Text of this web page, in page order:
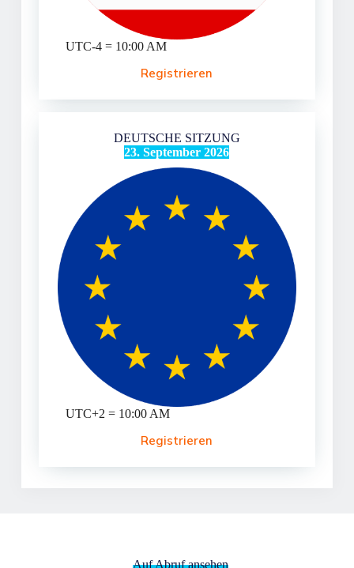
UTC-4 = 10:00 AM
Registrieren
DEUTSCHE SITZUNG
23. September 2026
UTC+2 = 10:00 AM
Registrieren
Auf Abruf ansehen